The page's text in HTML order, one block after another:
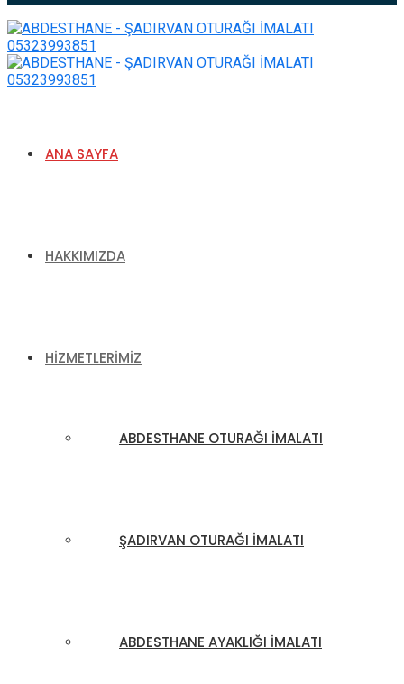
ANA SAYFA
HAKKIMIZDA
HIZMETLERIMIZ
ABDESTHANE OTURAĞI İMALATI
ŞADIRVAN OTURAĞI İMALATI
ABDESTHANE AYAKLIĞI İMALATI